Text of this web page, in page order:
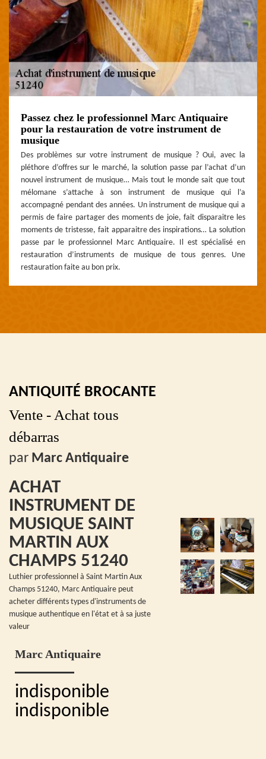
Passez chez le professionnel Marc Antiquaire
pour la restauration de votre instrument de
musique
Des problèmes sur votre instrument de musique ? Oui, avec la
pléthore d’offres sur le marché, la solution passe par l’achat d’un
nouvel instrument de musique… Mais tout le monde sait que tout
mélomane s’attache à son instrument de musique qui l’a
accompagné pendant des années. Un instrument de musique qui a
permis de faire partager des moments de joie, fait disparaitre les
moments de tristesse, fait apparaitre des inspirations… La solution
passe par le professionnel Marc Antiquaire. Il est spécialisé en
restauration d’instruments de musique de tous genres. Une
restauration faite au bon prix.
ANTIQUITÉ BROCANTE
Vente - Achat tous
débarras
par Marc Antiquaire
ACHAT
INSTRUMENT DE
MUSIQUE SAINT
MARTIN AUX
CHAMPS 51240
Luthier professionnel à Saint Martin Aux
Champs 51240, Marc Antiquaire peut
acheter différents types d'instruments de
musique authentique en l'état et à sa juste
valeur
Marc Antiquaire
indisponible
indisponible